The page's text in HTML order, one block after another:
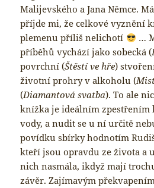
Malijevského a Jana Němce.
příjde mi, že celkové vyznění
plemenu příliš nelichotí
…
příběhů vychází jako sobecká (
povrchní (Štěstí ve hře)
životní prohry v alkoholu (
(Diamantová svatba). To ale
knížka je ideálním
vody, a nudit se u ní určitě
povídku sbírky hodnotím
kteří jsou opravdu ze života a
nich nasmála, ikdyž mají
závěr. Zajímavým